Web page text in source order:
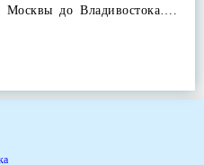
Москвы до Владивостока….